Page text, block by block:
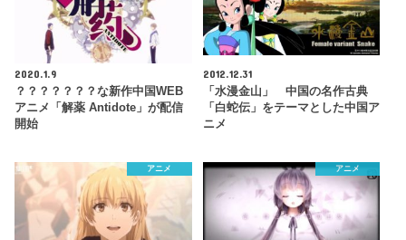
2020.1.9
？？？？？？？な新作中国WEB
アニメ「解薬 Antidote」が配信
開始
2012.12.31
「水漫金山」 中国の名作古典
「白蛇伝」をテーマとした中国ア
ニメ
アニメ アニメ